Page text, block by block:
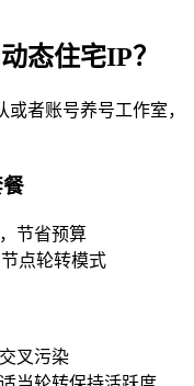
态住宅IP？
者账号养号工作室，
节省预算
点轮转模式
叉污染